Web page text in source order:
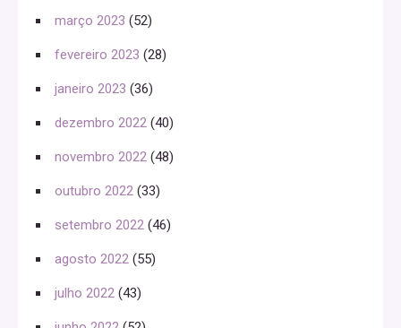
março 2023 (52)
fevereiro 2023 (28)
janeiro 2023 (36)
dezembro 2022 (40)
novembro 2022 (48)
outubro 2022 (33)
setembro 2022 (46)
agosto 2022 (55)
julho 2022 (43)